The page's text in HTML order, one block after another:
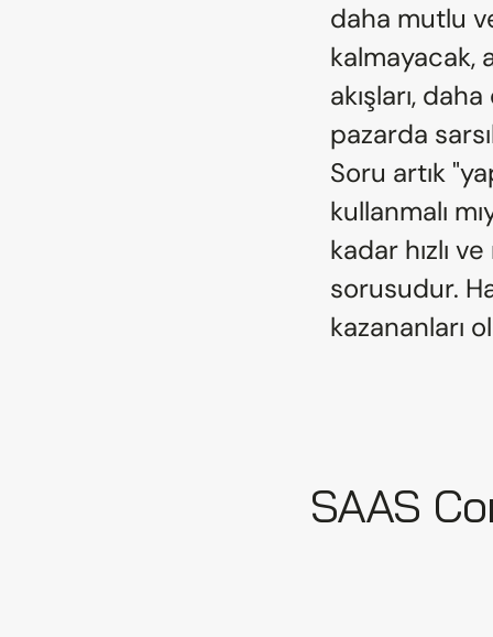
daha mutlu
kalmayacak,
akışları,
pazarda
Soru artık
kullanmalı
kadar hızlı
sorusudur.
kazananları
SAAS